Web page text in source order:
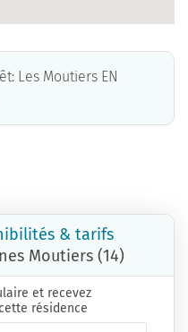
Les Moutiers EN
& tarifs
Moutiers (14)
et recevez
résidence